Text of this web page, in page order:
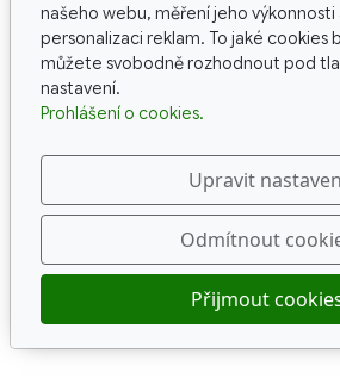
našeho webu, měření jeho výkonnosti
personalizaci reklam. To jaké cookies
můžete svobodně rozhodnout pod
nastavení.
Prohlášení o cookies.
Upravit
Odmítnout
Přijmout